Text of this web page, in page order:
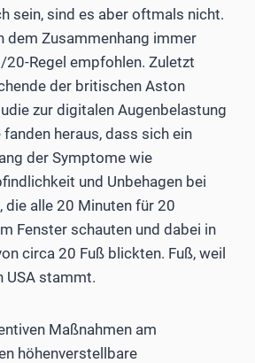
sein, sind es aber oftmals nicht.
dem Zusammenhang immer
Regel empfohlen. Zuletzt
der britischen Aston
zur digitalen Augenbelastung
heraus, dass sich ein
der Symptome wie
und Unbehagen bei
die alle 20 Minuten für 20
Fenster schauten und dabei in
circa 20 Fuß blickten. Fuß, weil
USA stammt.
Maßnahmen am
höhenverstellbare